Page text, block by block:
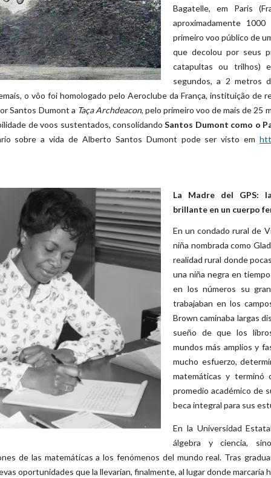
Bagatelle, em Paris
aproximadamente
primeiro voo público de
que decolou por seus
catapultas ou trilhos)
segundos, a 2 metros
o vôo foi homologado pelo Aeroclube da França, instituição de
Santos Dumont a Taça Archdeacon, pelo primeiro voo de mais de 25
de voos sustentados, consolidandoSantos Dumont como o
sobre a vida de Alberto Santos Dumont pode ser visto em
La Madre del GPS:
brillante en un cuerpo
En un condado rural de
niña nombrada como
realidad rural donde
una niña negra en
en los números su
trabajaban en los
Brown caminaba largas
sueño de que los
mundos más amplios y
mucho esfuerzo,
matemáticas y terminó
promedio académico de
beca integral para sus
En la Universidad
álgebra y ciencia,
de las matemáticas a los fenómenos del mundo real. Tras
oportunidades que la llevarían, finalmente, al lugar donde marcaría